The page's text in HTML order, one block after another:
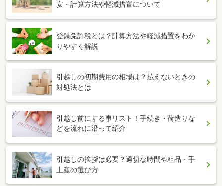
安・計算方法や軽減措置について
登録免許税とは？計算方法や軽減措置をわか
りやすく解説
引越しの初期費用の相場は？払えないときの
対処法とは
引越し前にする事リスト！手続き・荷造りな
どを流れに沿って紹介
引越しの挨拶は必要？適切な時間や粗品・手
土産の選び方